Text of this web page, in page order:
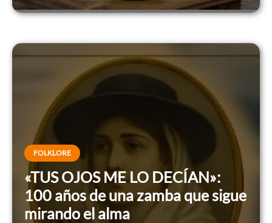
FOLKLORE
«TUS OJOS ME LO DECÍAN»:
100 años de una zamba que sigue
mirando el alma